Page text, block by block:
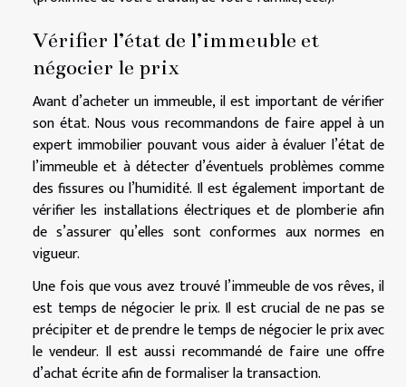
Vérifier l’état de l’immeuble et
négocier le prix
Avant d’acheter un immeuble, il est important de vérifier
son état. Nous vous recommandons de faire appel à un
expert immobilier pouvant vous aider à évaluer l’état de
l’immeuble et à détecter d’éventuels problèmes comme
des fissures ou l’humidité. Il est également important de
vérifier les installations électriques et de plomberie afin
de s’assurer qu’elles sont conformes aux normes en
vigueur.
Une fois que vous avez trouvé l’immeuble de vos rêves, il
est temps de négocier le prix. Il est crucial de ne pas se
précipiter et de prendre le temps de négocier le prix avec
le vendeur. Il est aussi recommandé de faire une offre
d’achat écrite afin de formaliser la transaction.